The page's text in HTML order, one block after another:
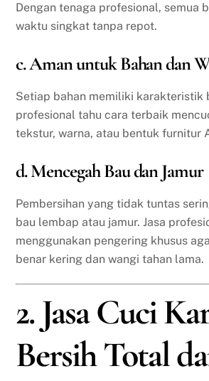
Dengan tenaga profesional, semua
waktu singkat tanpa repot.
c. Aman untuk Bahan dan
Setiap bahan memiliki karakteristik
profesional tahu cara terbaik
tekstur, warna, atau bentuk furnitur
d. Mencegah Bau dan Jamur
Pembersihan yang tidak tuntas
bau lembap atau jamur. Jasa
menggunakan pengering khusus
benar kering dan wangi tahan lama.
2. Jasa Cuci
Bersih Total